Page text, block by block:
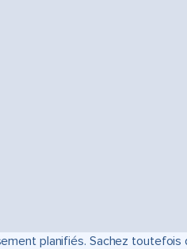
planifiés. Sachez toutefois